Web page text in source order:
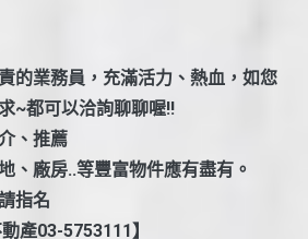
的業務員，充滿活力、熱血，如您
~都可以洽詢聊聊喔!!
、推薦
、廠房..等豐富物件應有盡有。
指名
產03-5753111】